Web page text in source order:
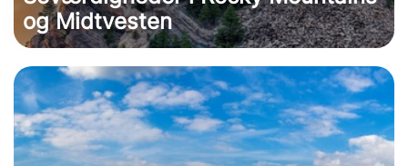
og Midtvesten